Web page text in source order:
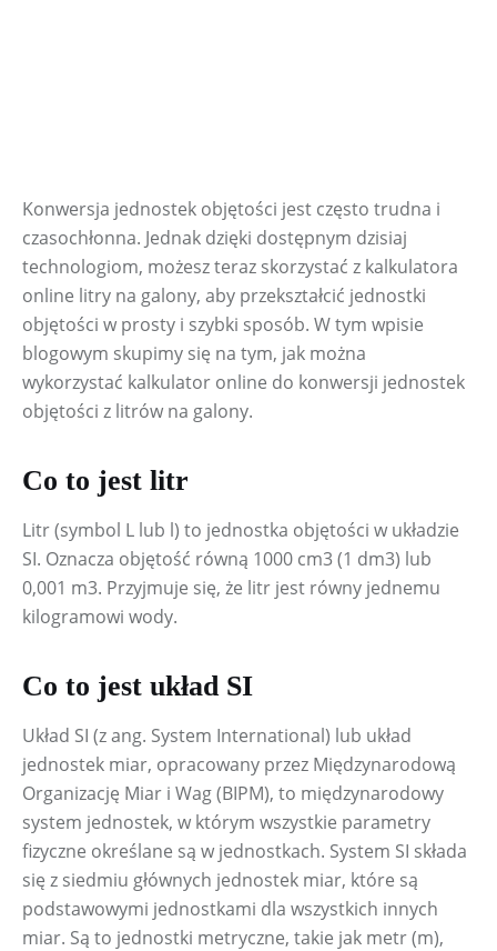
Konwersja jednostek objętości jest często trudna i
czasochłonna. Jednak dzięki dostępnym dzisiaj
technologiom, możesz teraz skorzystać z kalkulatora
online litry na galony, aby przekształcić jednostki
objętości w prosty i szybki sposób. W tym wpisie
blogowym skupimy się na tym, jak można
wykorzystać kalkulator online do konwersji jednostek
objętości z litrów na galony.
Co to jest litr
Litr (symbol L lub l) to jednostka objętości w układzie
SI. Oznacza objętość równą 1000 cm3 (1 dm3) lub
0,001 m3. Przyjmuje się, że litr jest równy jednemu
kilogramowi wody.
Co to jest układ SI
Układ SI (z ang. System International) lub układ
jednostek miar, opracowany przez Międzynarodową
Organizację Miar i Wag (BIPM), to międzynarodowy
system jednostek, w którym wszystkie parametry
fizyczne określane są w jednostkach. System SI składa
się z siedmiu głównych jednostek miar, które są
podstawowymi jednostkami dla wszystkich innych
miar. Są to jednostki metryczne, takie jak metr (m),